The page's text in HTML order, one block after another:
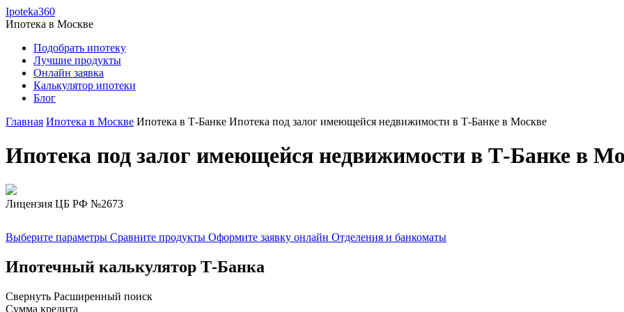
Ipoteka360
Ипотека в Москве
Подобрать ипотеку
Лучшие продукты
Онлайн заявка
Калькулятор ипотеки
Блог
Главная Ипотека в Москве Ипотека в Т-Банке Ипотека под залог имеющейся недвижимости в Т-Банке в Москве
Ипотека под залог имеющейся недвижимости в Т-Банке в
Лицензия ЦБ РФ №2673
Выберите параметры Сравните продукты Оформите заявку онлайн Отделения и банкоматы
Ипотечный калькулятор Т-Банка
Свернуть Расширенный поиск
Сумма кредита